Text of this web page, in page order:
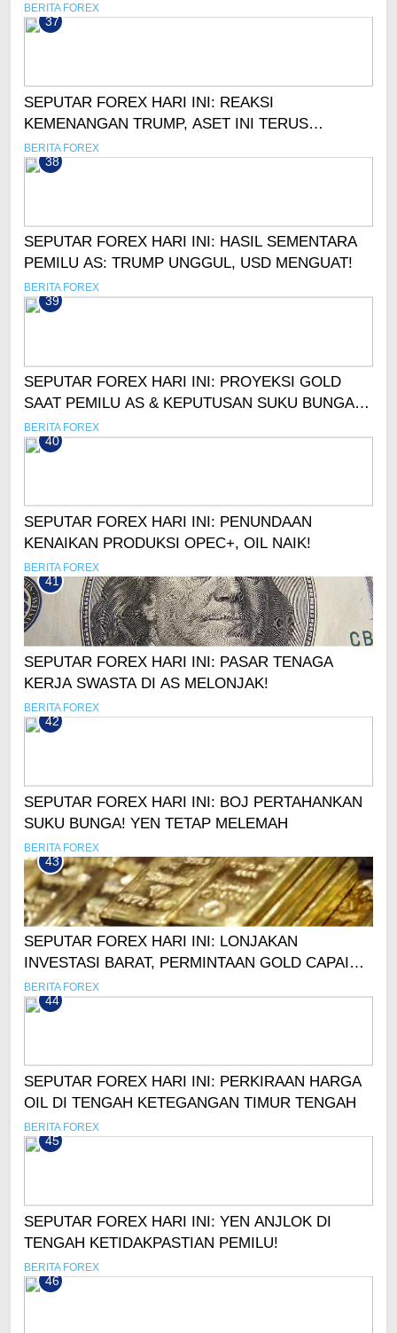
BERITA FOREX
37
SEPUTAR FOREX HARI INI: REAKSI
KEMENANGAN TRUMP, ASET INI TERUS
MENGUAT!
BERITA FOREX
38
SEPUTAR FOREX HARI INI: HASIL SEMENTARA
PEMILU AS: TRUMP UNGGUL, USD MENGUAT!
BERITA FOREX
39
SEPUTAR FOREX HARI INI: PROYEKSI GOLD
SAAT PEMILU AS & KEPUTUSAN SUKU BUNGA
THE FED!
BERITA FOREX
40
SEPUTAR FOREX HARI INI: PENUNDAAN
KENAIKAN PRODUKSI OPEC+, OIL NAIK!
BERITA FOREX
41
SEPUTAR FOREX HARI INI: PASAR TENAGA
KERJA SWASTA DI AS MELONJAK!
BERITA FOREX
42
SEPUTAR FOREX HARI INI: BOJ PERTAHANKAN
SUKU BUNGA! YEN TETAP MELEMAH
BERITA FOREX
43
SEPUTAR FOREX HARI INI: LONJAKAN
INVESTASI BARAT, PERMINTAAN GOLD CAPAI
REKOR!
BERITA FOREX
44
SEPUTAR FOREX HARI INI: PERKIRAAN HARGA
OIL DI TENGAH KETEGANGAN TIMUR TENGAH
BERITA FOREX
45
SEPUTAR FOREX HARI INI: YEN ANJLOK DI
TENGAH KETIDAKPASTIAN PEMILU!
BERITA FOREX
46